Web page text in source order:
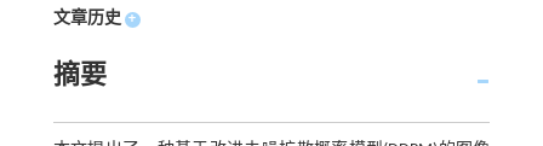
文章历史 +
摘要